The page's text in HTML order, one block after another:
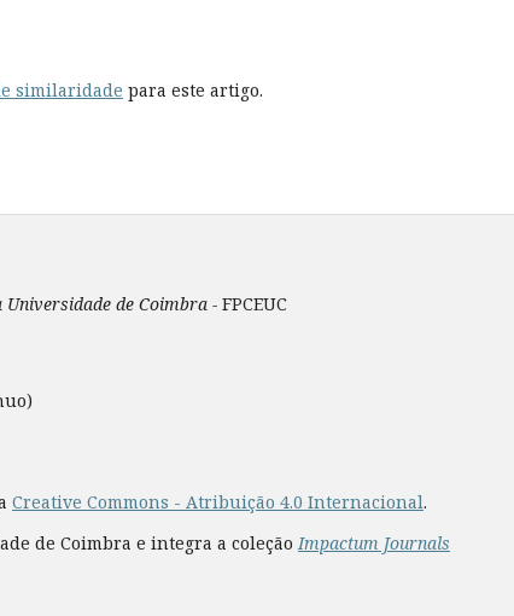
similaridade para este artigo.
Universidade de Coimbra - FPCEUC
Creative Commons - Atribuição 4.0 Internacional.
de Coimbra e integra a coleçãoImpactum Journals